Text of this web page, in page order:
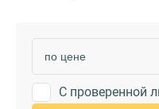
С проверенной